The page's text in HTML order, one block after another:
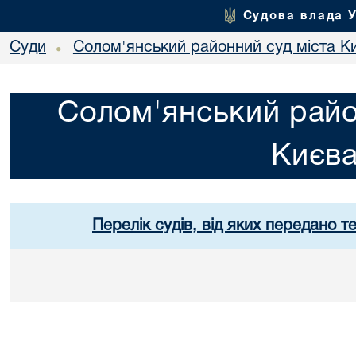
Судова влада
Суди • Солом'янський районний суд міста
Солом'янський
Перелік судів, від яких передано